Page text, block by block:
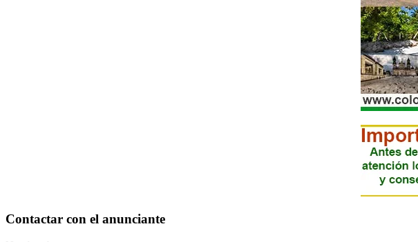
Contactar con el anunciante